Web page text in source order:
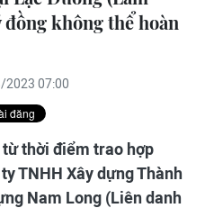
không thể hoàn
2023 07:00
từ thời điểm trao hợp
TNHH Xây dựng Thành
Nam Long (Liên danh